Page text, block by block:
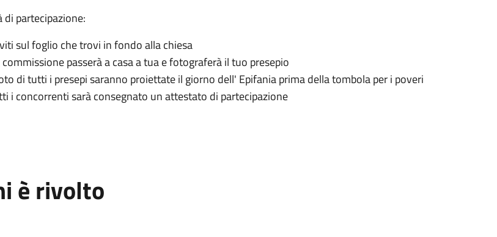
di partecipazione:
sul foglio che trovi infondo alla chiesa
passerà a casa a tuae fotograferà il tuo presepio
di tutti i presepi saranno proiettate il giorno dell' Epifania prima della tombola per i poveri
i concorrenti sarà consegnato un attestato di partecipazione
è rivolto